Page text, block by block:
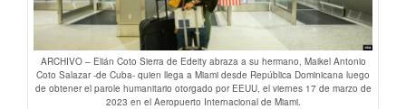
ARCHIVO – Elián Coto Sierra de Edeity abraza a su hermano, Maikel Antonio
Coto Salazar -de Cuba- quien llega a Miami desde República Dominicana luego
de obtener el parole humanitario otorgado por EEUU, el viernes 17 de marzo de
2023 en el Aeropuerto Internacional de Miami.